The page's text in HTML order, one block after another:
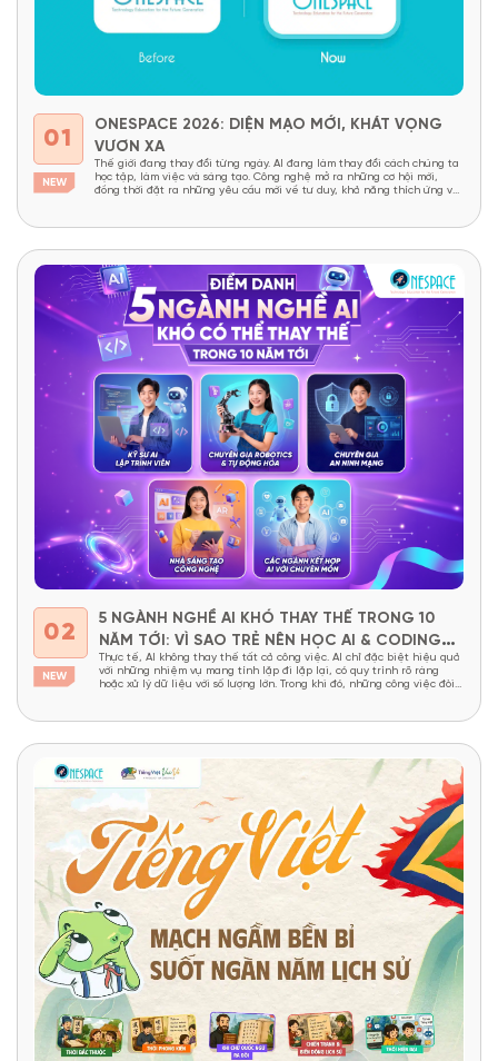
01
ONESPACE 2026: DIỆN MẠO MỚI, KHÁT VỌNG
VƯƠN XA
Thế giới đang thay đổi từng ngày. AI đang làm thay đổi cách chúng ta
học tập, làm việc và sáng tạo. Công nghệ mở ra những cơ hội mới,
đồng thời đặt ra những yêu cầu mới về tư duy, khả năng thích ứng và
02
5 NGÀNH NGHỀ AI KHÓ THAY THẾ TRONG 10
NĂM TỚI: VÌ SAO TRẺ NÊN HỌC AI & CODING
TỪ SỚM?
Thực tế, AI không thay thế tất cả công việc. AI chỉ đặc biệt hiệu quả
với những nhiệm vụ mang tính lặp đi lặp lại, có quy trình rõ ràng
hoặc xử lý dữ liệu với số lượng lớn. Trong khi đó, những công việc đòi